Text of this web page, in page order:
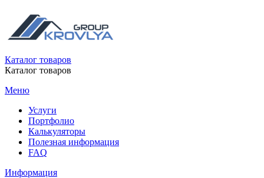
Каталог товаров
Каталог товаров
Меню
Услуги
Портфолио
Калькуляторы
Полезная информация
FAQ
Информация